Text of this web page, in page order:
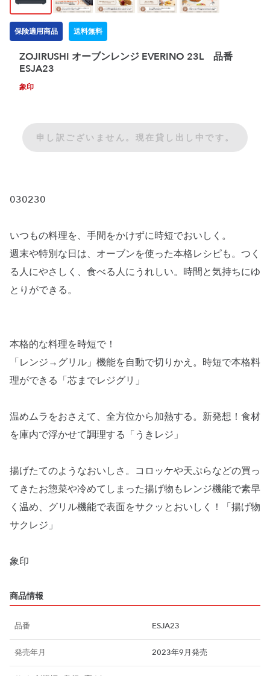
保険適用商品 送料無料
ZOJIRUSHI オーブンレンジ EVERINO 23L 品番
ESJA23
象印
申し訳ございません。現在貸し出し中です。
030230
いつもの料理を、手間をかけずに時短でおいしく。
週末や特別な日は、オーブンを使った本格レシピも。つく
る人にやさしく、食べる人にうれしい。時間と気持ちにゆ
とりができる。
本格的な料理を時短で！
「レンジ→グリル」機能を自動で切りかえ。時短で本格料
理ができる「芯までレジグリ」
温めムラをおさえて、全方位から加熱する。新発想！食材
を庫内で浮かせて調理する「うきレジ」
揚げたてのようなおいしさ。コロッケや天ぷらなどの買っ
てきたお惣菜や冷めてしまった揚げ物もレンジ機能で素早
く温め、グリル機能で表面をサクッとおいしく！「揚げ物
サクレジ」
象印
商品情報
品番 ESJA23
発売年月 2023年9月発売